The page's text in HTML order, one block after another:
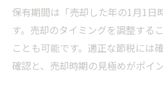
保有期間は「売却した年の1月1日
す。売却のタイミングを調整する
ことも可能です。適正な節税には
確認と、売却時期の見極めがポイ